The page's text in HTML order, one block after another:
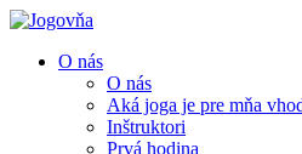
O nás
O nás
Aká joga je pre mňa
Inštruktori
Prvá hodina